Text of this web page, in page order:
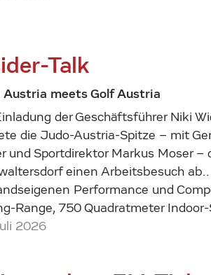
Talk
meets Golf Austria
der Geschäftsführer Niki
die Judo-Austria-Spitze – mit
und Sportdirektor Markus Moser
einen Arbeitsbesuch
Performance und
Range, 750 Quadratmeter
2026